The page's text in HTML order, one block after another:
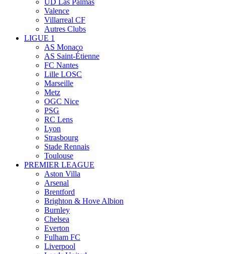
UD Las Palmas
Valence
Villarreal CF
Autres Clubs
LIGUE 1
AS Monaco
AS Saint-Étienne
FC Nantes
Lille LOSC
Marseille
Metz
OGC Nice
PSG
RC Lens
Lyon
Strasbourg
Stade Rennais
Toulouse
PREMIER LEAGUE
Aston Villa
Arsenal
Brentford
Brighton & Hove Albion
Burnley
Chelsea
Everton
Fulham FC
Liverpool